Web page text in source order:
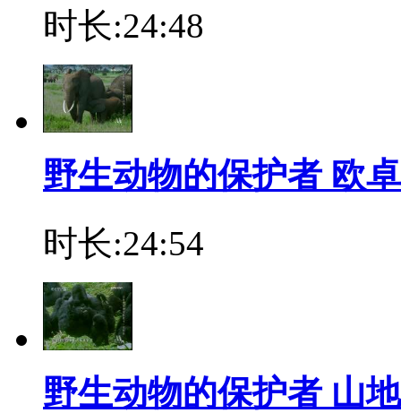
时长:24:48
野生动物的保护者 欧
时长:24:54
野生动物的保护者 山